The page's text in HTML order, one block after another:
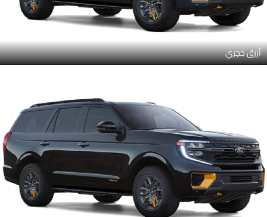
أزرق حجري